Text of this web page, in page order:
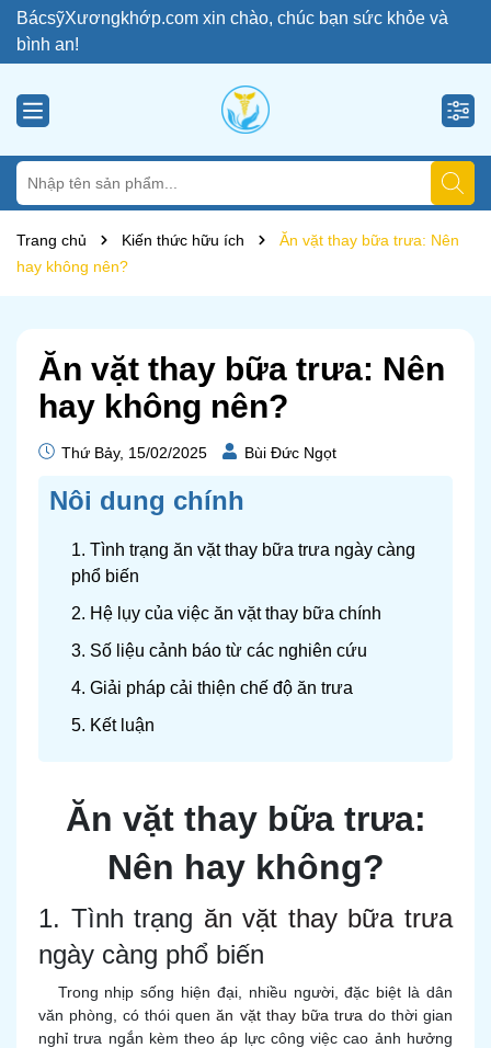
BácsỹXươngkhớp.com xin chào, chúc bạn sức khỏe và
bình an!
Trang chủ Kiến thức hữu ích
Ăn vặt thay bữa trưa: Nên
hay không nên?
Ăn vặt thay bữa trưa: Nên
hay không nên?
Thứ Bảy, 15/02/2025 Bùi Đức Ngọt
Nôi dung chính
1. Tình trạng ăn vặt thay bữa trưa ngày càng
phổ biến
2. Hệ lụy của việc ăn vặt thay bữa chính
3. Số liệu cảnh báo từ các nghiên cứu
4. Giải pháp cải thiện chế độ ăn trưa
5. Kết luận
Ăn vặt thay bữa trưa:
Nên hay không?
1. Tình trạng ăn vặt thay bữa trưa
ngày càng phổ biến
Trong nhịp sống hiện đại, nhiều người, đặc biệt là dân
văn phòng, có thói quenăn vặt thay bữa trưa do thời gian
nghỉ trưa ngắn kèm theo áp lực công việc cao ảnh hưởng